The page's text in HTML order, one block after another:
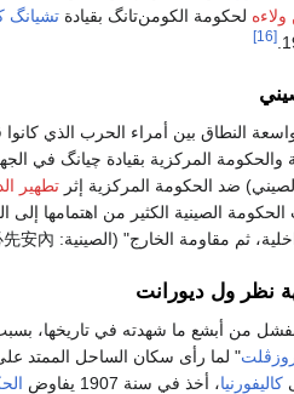
لحكومة الكومن‌تانگ بقيادة
[16]
النطاق بين أمراء الحرب الذي كانوا
والحكومة المركزية بقيادة چيانگ في
ضد الحكومة المركزية إثر تطهير
في 1927. وجـّهت الحكومة الصينية الكثير من
ثم مقاومة الخارج" (الصينية: 安內
نظر ول ديورانت
من أبشع ما شهدته في تاريخها،
" لما رأى سكان الساحل الممتد
كاليفورنيا، أخذ في سنة 1907 يفاوض